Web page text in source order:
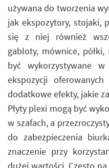
używana do tworzenia
jak ekspozytory, stojaki,
się z niej również
gabloty, mównice, półki,
być wykorzystywane
ekspozycji
dodatkowe efekty, jakie
Płyty plexi mogą być
w szafach, a
do zabezpieczenia
znaczenie przy